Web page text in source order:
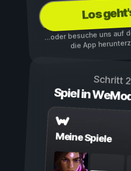
Los
...oder besuche uns auf
die App
Schritt 2
Spiel in
Meine Spiele